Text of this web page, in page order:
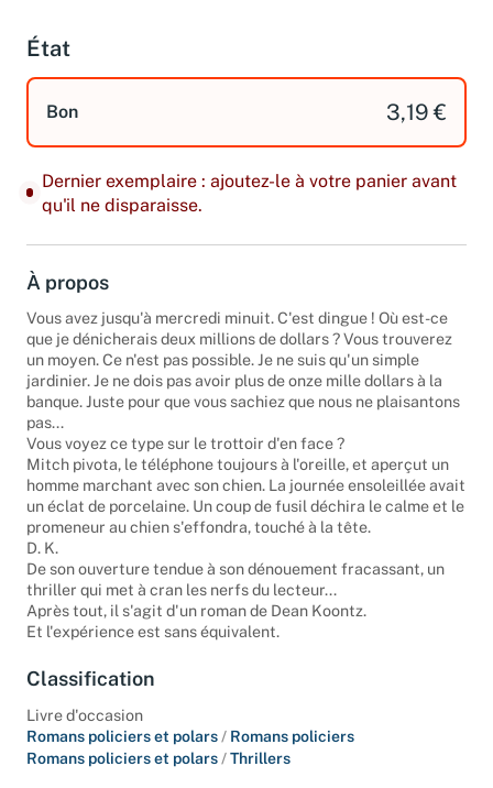
État
Bon 3,19 €
Dernier exemplaire : ajoutez-le à votre panier avant
qu'il ne disparaisse.
À propos
Vous avez jusqu'à mercredi minuit. C'est dingue ! Où est-ce
que je dénicherais deux millions de dollars ? Vous trouverez
un moyen. Ce n'est pas possible. Je ne suis qu'un simple
jardinier. Je ne dois pas avoir plus de onze mille dollars à la
banque. Juste pour que vous sachiez que nous ne plaisantons
pas...
Vous voyez ce type sur le trottoir d'en face ?
Mitch pivota, le téléphone toujours à l'oreille, et aperçut un
homme marchant avec son chien. La journée ensoleillée avait
un éclat de porcelaine. Un coup de fusil déchira le calme et le
promeneur au chien s'effondra, touché à la tête.
D. K.
De son ouverture tendue à son dénouement fracassant, un
thriller qui met à cran les nerfs du lecteur...
Après tout, il s'agit d'un roman de Dean Koontz.
Et l'expérience est sans équivalent.
Classification
Livre d'occasion
Romans policiers et polars / Romans policiers
Romans policiers et polars /Thrillers